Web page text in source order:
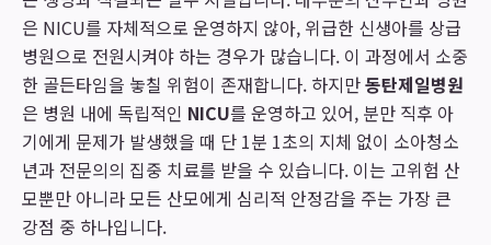
은 NICU를 자체적으로 운영하지 않아, 위급한 신생아를 상급
병원으로 전원시켜야 하는 경우가 많습니다. 이 과정에서 소중
한 골든타임을 놓칠 위험이 존재합니다. 하지만동탄제일병원
은 병원 내에 독립적인 NICU를 운영하고 있어, 분만 직후 아
기에게 문제가 발생했을 때 단 1분 1초의 지체 없이 소아청소
년과 전문의의 집중 치료를 받을 수 있습니다. 이는 고위험 산
모뿐만 아니라 모든 산모에게 심리적 안정감을 주는 가장 큰
강점 중 하나입니다.